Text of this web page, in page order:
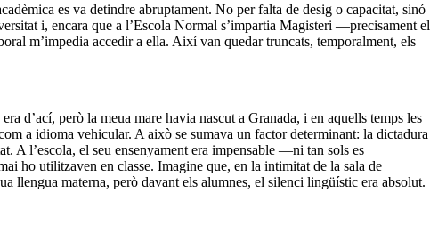
es va detindre abruptament. No per falta de desig o capacitat, sinó
i, encara que a l’Escola Normal s’impartia Magisteri —precisament el
m’impedia accedir a ella. Així van quedar truncats, temporalment, els
d’ací, però la meua mare havia nascut a Granada, i en aquells temps les
a idioma vehicular. A això se sumava un factor determinant: la dictadura
A l’escola, el seu ensenyament era impensable —ni tan sols es
ho utilitzaven en classe. Imagine que, en la intimitat de la sala de
llengua materna, però davant els alumnes, el silenci lingüístic era absolut.